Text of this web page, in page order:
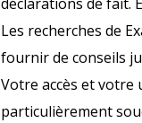
Les recherches de
fournir de conseils
Votre accès et votre
particulièrement